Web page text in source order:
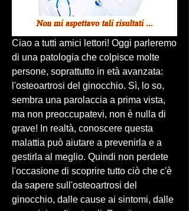
Ciao a tutti amici lettori! Oggi parleremo
di una patologia che colpisce molte
persone, soprattutto in età avanzata:
l'osteoartrosi del ginocchio. Sì, lo so,
sembra una parolaccia a prima vista,
ma non preoccupatevi, non è nulla di
grave! In realtà, conoscere questa
malattia può aiutare a prevenirla e a
gestirla al meglio. Quindi non perdete
l'occasione di scoprire tutto ciò che c'è
da sapere sull'osteoartrosi del
ginocchio, dalle cause ai sintomi, dalle